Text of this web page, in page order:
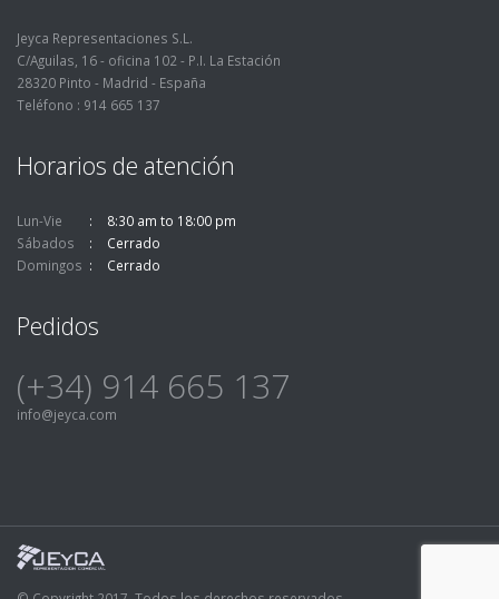
Jeyca Representaciones S.L.
C/Aguilas, 16 - oficina 102 - P.I. La Estación
28320 Pinto - Madrid - España
Teléfono : 914 665 137
Horarios de atención
Lun-Vie
8:30 am to 18:00 pm
Sábados
Cerrado
Domingos
Cerrado
Pedidos
(+34) 914 665 137
info@jeyca.com